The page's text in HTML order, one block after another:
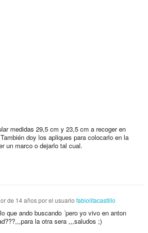
medidas 29,5 cm y 23,5 cm a recoger en
doy los apliques para colocarlo en la
un marco o dejarlo tal cual.
de 14 añospor el usuario fabiolitacastillo
que ando buscando ´pero yo vivo en anton
la otra sera ,,,saludos ;)